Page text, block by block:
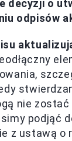
decyzji o
odpisów
nie zostać
podjąć
z ustawą o